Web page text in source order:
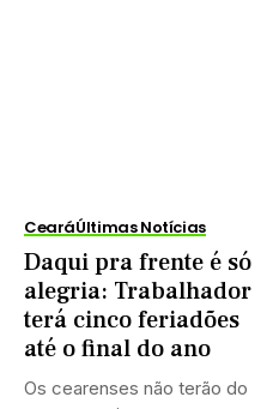
CearáÚltimas Notícias
Daqui pra frente é só
alegria: Trabalhador
terá cinco feriadões
até o final do ano
Os cearenses não terão do